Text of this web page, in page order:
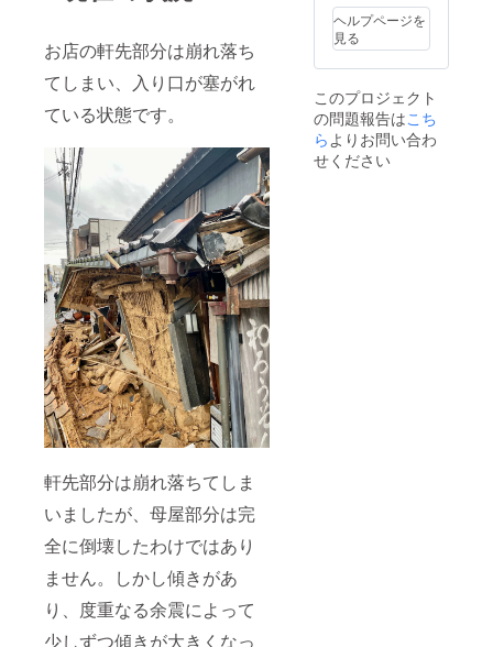
お店の軒先部分は崩れ落ち
てしまい、入り口が塞がれ
ている状態です。
軒先部分は崩れ落ちてしま
いましたが、母屋部分は完
全に倒壊したわけではあり
ません。しかし傾きがあ
り、度重なる余震によって
少しずつ傾きが大きくなっ
ヘルプページを
見る
このプロジェクト
の問題報告はこち
ら よりお問い合わ
せください